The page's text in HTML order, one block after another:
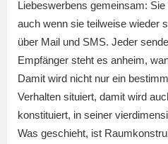
Liebeswerbens gemeinsam:
auch wenn sie teilweise wieder
über Mail und SMS. Jeder
Empfänger steht es anheim,
Damit wird nicht nur ein
Verhalten situiert, damit wird
konstituiert, in seiner
Was geschieht, ist